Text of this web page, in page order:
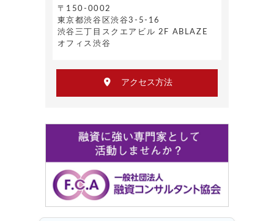
〒150-0002
東京都渋谷区渋谷3-5-16
渋谷三丁目スクエアビル 2F ABLAZE
オフィス渋谷
アクセス方法